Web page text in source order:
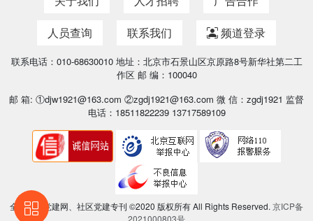
人员查询
联系我们 频道登录
联系电话：010-68630010 地址：北京市石景山区京原路8号新华社第二工
作区 邮 编：100040
邮 箱: ①djw1921@163.com ②zgdj1921@163.com 微 信：zgdj1921 监督
电话：18511822239 13717589109
全国基层党建网、社区党建专刊 ©2020 版权所有 All Rights Reserved. 京ICP备